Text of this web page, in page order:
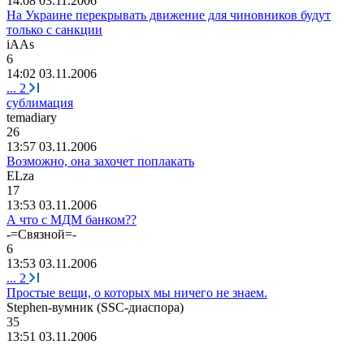
На Украине перекрывать движение для чиновников будут
только с санкции
iAAs
6
14:02 03.11.2006
... 2
сублимация
temadiary
26
13:57 03.11.2006
Возможно, она захочет поплакать
ELzа
17
13:53 03.11.2006
А что с МДМ банком??
-=Связной=-
6
13:53 03.11.2006
... 2
Простые вещи, о которых мы ничего не знаем.
Stephen-вумник (SSC-диаспора)
35
13:51 03.11.2006